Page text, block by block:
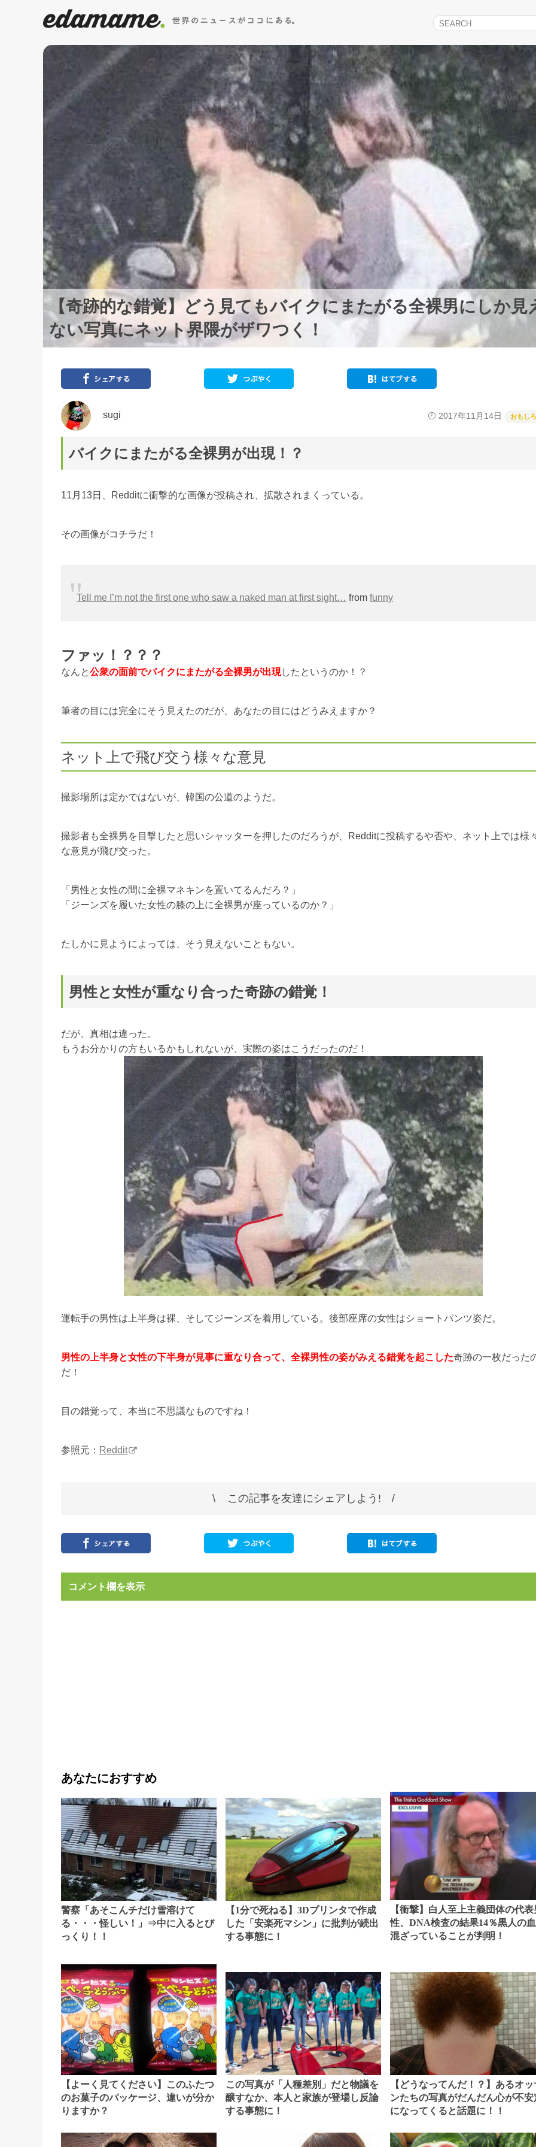
【奇跡的な錯覚】どう見てもバイクにまたがる全裸男にしか見
ない写真にネット界隈がザワつく！
sugi 2017年11月14日 おもしろ
バイクにまたがる全裸男が出現！？
11月13日、Redditに衝撃的な画像が投稿され、拡散されまくっている。
その画像がコチラだ！
Tell me I’m not the first one who saw a naked man at first sight… from funny
ファッ！？？？
なんと公衆の面前でバイクにまたがる全裸男が出現したというのか！？
筆者の目には完全にそう見えたのだが、あなたの目にはどうみえますか？
ネット上で飛び交う様々な意見
撮影場所は定かではないが、韓国の公道のようだ。
撮影者も全裸男を目撃したと思いシャッターを押したのだろうが、Redditに投稿するや否や、ネット上では様
な意見が飛び交った。
「男性と女性の間に全裸マネキンを置いてるんだろ？」
「ジーンズを履いた女性の膝の上に全裸男が座っているのか？」
たしかに見ようによっては、そう見えないこともない。
男性と女性が重なり合った奇跡の錯覚！
だが、真相は違った。
もうお分かりの方もいるかもしれないが、実際の姿はこうだったのだ！
運転手の男性は上半身は裸、そしてジーンズを着用している。後部座席の女性はショートパンツ姿だ。
男性の上半身と女性の下半身が見事に重なり合って、全裸男性の姿がみえる錯覚を起こした奇跡の一枚だった
だ！
目の錯覚って、本当に不思議なものですね！
参照元： Reddit
この記事を友達にシェアしよう! /
コメント欄を表示
あなたにおすすめ
警察「あそこんチだけ雪溶けて
る・・・怪しい！」⇒中に入るとび
っくり！！
【1分で死ねる】3Dプリンタで作成
した「安楽死マシン」に批判が続出
する事態に！
【衝撃】白人至上主義団体の代表
性、DNA検査の結果14％黒人の
混ざっていることが判明！
【よーく見てください】このふたつ
のお菓子のパッケージ、違いが分か
りますか？
この写真が「人種差別」だと物議を
醸すなか、本人と家族が登場し反論
する事態に！
【どうなってんだ！？】あるオッ
ンたちの写真がだんだん心が不安
になってくると話題に！！